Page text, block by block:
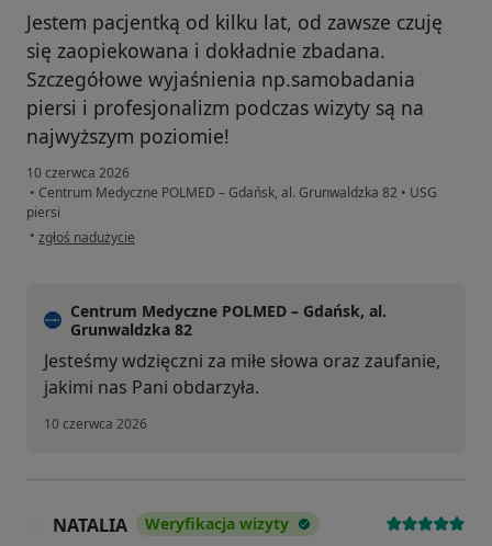
Jestem pacjentką od kilku lat, od zawsze czuję
się zaopiekowana i dokładnie zbadana.
Szczegółowe wyjaśnienia np.samobadania
piersi i profesjonalizm podczas wizyty są na
najwyższym poziomie!
10 czerwca 2026
• Centrum Medyczne POLMED – Gdańsk, al. Grunwaldzka 82 • USG
piersi
• w opinii użytkownika Karolina
zgłoś nadużycie
Centrum Medyczne POLMED – Gdańsk, al.
Grunwaldzka 82
Jesteśmy wdzięczni za miłe słowa oraz zaufanie,
jakimi nas Pani obdarzyła.
10 czerwca 2026
NATALIA Weryfikacja wizyty